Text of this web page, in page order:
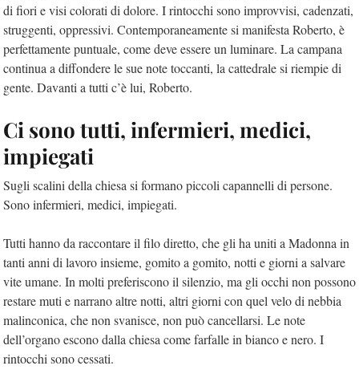
di fiori e visi colorati di dolore. I rintocchi sono improvvisi, cadenzati,
struggenti, oppressivi. Contemporaneamente si manifesta Roberto, è
perfettamente puntuale, come deve essere un luminare. La campana
continua a diffondere le sue note toccanti, la cattedrale si riempie di
gente. Davanti a tutti c’è lui, Roberto.
Ci sono tutti, infermieri, medici,
impiegati
Sugli scalini della chiesa si formano piccoli capannelli di persone.
Sono infermieri, medici, impiegati.
Tutti hanno da raccontare il filo diretto, che gli ha uniti a Madonna in
tanti anni di lavoro insieme, gomito a gomito, notti e giorni a salvare
vite umane. In molti preferiscono il silenzio, ma gli occhi non possono
restare muti e narrano altre notti, altri giorni con quel velo di nebbia
malinconica, che non svanisce, non può cancellarsi. Le note
dell’organo escono dalla chiesa come farfalle in bianco e nero. I
rintocchi sono cessati.